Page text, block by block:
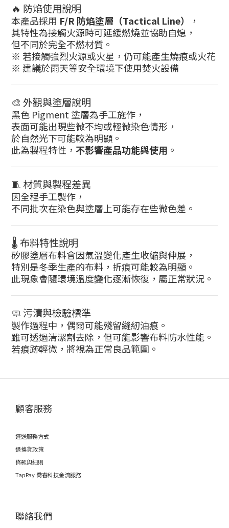
🔥 防焰使用說明
本產品採用 F/R 防焰塗層（Tactical Line）
，
其特性為接觸火源時可延緩燃燒並協助自熄，
但不同於完全不燃材質。
※ 若接觸強烈火源或火星，仍可能產生燒痕或火花
※ 建議於雨天等安全環境下使用焚火設備
🎨 外觀與塗層說明
黑色 Pigment 塗層為手工施作，
表面可能出現些微不均或輕微染色情形，
於自然光下可能較為明顯。
此為製程特性， 不影響產品功能與使用 。
🧵 材質與製程差異
因全程手工製作，
不同批次在染色與塗層上可能存在些微色差。
🌡 布料特性說明
矽膠塗層布料會因氣溫變化產生收縮與伸展，
特別是冬季生產的布料，折痕可能較為明顯。
此現象會隨環境溫度變化逐漸恢復，屬正常狀況。
🧼 污漬與檢驗標準
製作過程中，偶爾可能殘留縫紉油痕。
雖可透過清潔劑去除，但可能影響布料防水性能。
若痕跡輕微，將視為正常良品範圍。
顧客服務
運送服務方式
退換貨政策
條款與細則
TapPay 喬睿科技金流服務
聯絡我們